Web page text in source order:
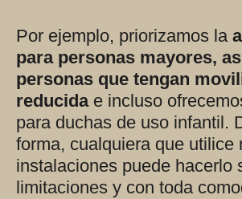
Por ejemplo, priorizamos la
para personas mayores,
personas que tengan
reducidae incluso
para duchas de uso infantil.
forma, cualquiera que utilice
instalaciones puede hacerlo
limitaciones y con toda